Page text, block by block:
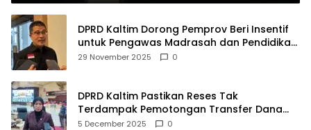
DPRD Kaltim Dorong Pemprov Beri Insentif
untuk Pengawas Madrasah dan Pendidikan
Agama
29 November 2025 0
DPRD Kaltim Pastikan Reses Tak
Terdampak Pemotongan Transfer Dana
Pusat
5 December 2025 0